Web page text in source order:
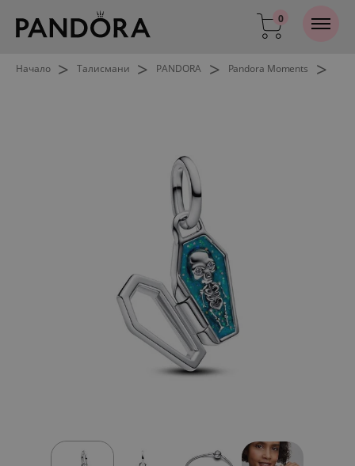
0
Начало > Талисмани > PANDORA > Pandora Moments >